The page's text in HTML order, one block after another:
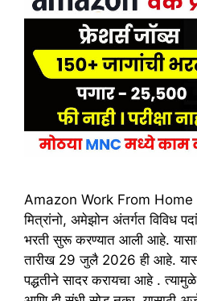
Amazon Work From
मित्रांनो, अमेझोन अंतर्गत विविध
भरती सुरू करण्यात आली आहे.
तारीख 29 जुलै 2026 ही आहे.
पद्धतीने सादर करायचा आहे .